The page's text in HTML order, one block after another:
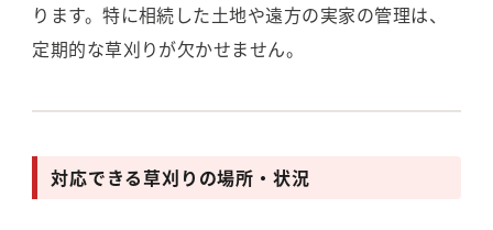
ります。特に相続した土地や遠方の実家の管理は、
定期的な草刈りが欠かせません。
対応できる草刈りの場所・状況